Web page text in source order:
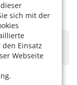
sich mit der
Einsatz
Webseite
uns
Meldung